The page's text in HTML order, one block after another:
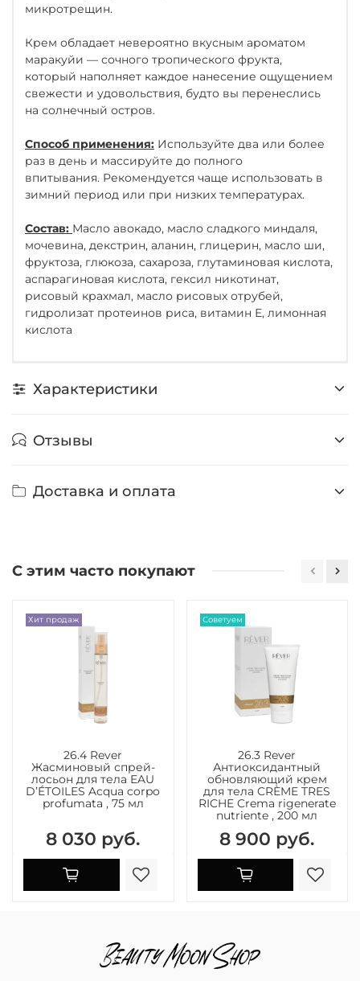
микротрещин.
Крем обладает невероятно вкусным ароматом
маракуйи — сочного тропического фрукта,
который наполняет каждое нанесение ощущением
свежести и удовольствия, будто вы перенеслись
на солнечный остров.
Способ применения: Используйте два или более
раз в день и массируйте до полного
впитывания. Рекомендуется чаще использовать в
зимний период или при низких температурах.
Состав: Масло авокадо, масло сладкого миндаля,
мочевина, декстрин, аланин, глицерин, масло ши,
фруктоза, глюкоза, сахароза, глутаминовая кислота,
аспарагиновая кислота, гексил никотинат,
рисовый крахмал, масло рисовых отрубей,
гидролизат протеинов риса, витамин Е, лимонная
кислота
Характеристики
Отзывы
Доставка и оплата
С этим часто покупают
Хит продаж
26.4 Rever
Жасминовый спрей-
лосьон для тела EAU
D’ÉTOILES Acqua corpo
profumata , 75 мл
8 030 руб.
Советуем
26.3 Rever
Антиоксидантный
обновляющий крем
для тела CRÈME TRES
RICHE Crema rigenerate
nutriente , 200 мл
8 900 руб.